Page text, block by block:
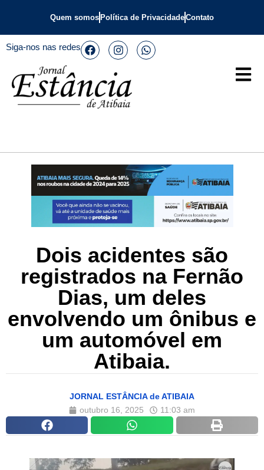
Quem somos Política de PrivacidadeContato
Siga-nos nas redes
Dois acidentes são
registrados na Fernão
Dias, um deles
envolvendo um ônibus e
um automóvel em
Atibaia.
JORNAL ESTÂNCIA de ATIBAIA
outubro 16, 2025
11:03 am